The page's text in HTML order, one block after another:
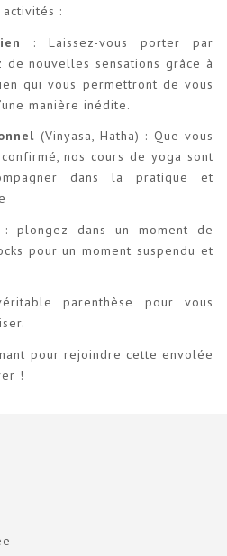
:
: Laissez-vous porter par
de nouvelles sensations grâce à
qui vous permettront de vous
manière inédite.
(Vinyasa, Hatha) : Que vous
nos cours de yoga sont
dans la pratique et
: plongez dans un moment de
pour un moment suspendu et
parenthèse pour vous
pour rejoindre cette envolée
!